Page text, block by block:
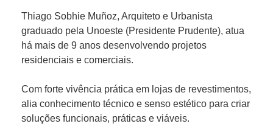
Thiago Sobhie Muñoz, Arquiteto e Urbanista
graduado pela Unoeste (Presidente Prudente), atua
há mais de 9 anos desenvolvendo projetos
residenciais e comerciais.
Com forte vivência prática em lojas de revestimentos,
alia conhecimento técnico e senso estético para criar
soluções funcionais, práticas e viáveis.